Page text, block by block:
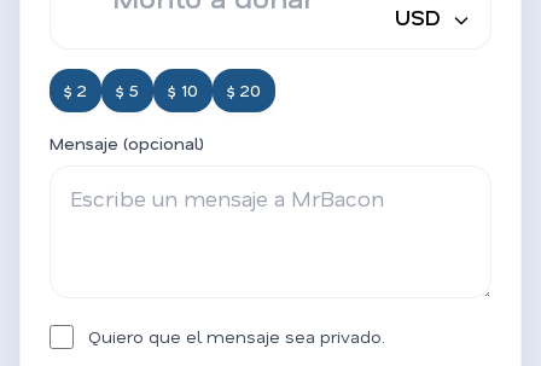
USD
$ 2 $ 5 $ 10 $ 20
Mensaje (opcional)
Quiero que el mensaje sea privado.